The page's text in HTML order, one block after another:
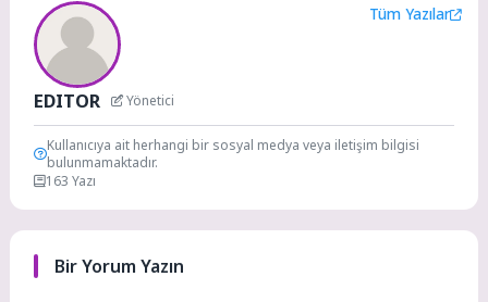
EDITOR Yönetici
Tüm Yazılar
Kullanıcıya ait herhangi bir sosyal medya veya iletişim bilgisi
bulunmamaktadır.
163 Yazı
Bir Yorum Yazın